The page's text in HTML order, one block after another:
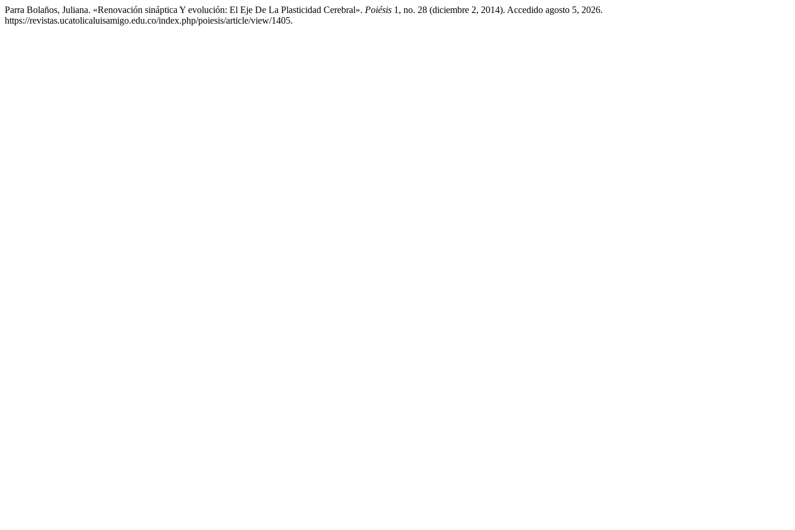
Parra Bolaños, Juliana. «Renovación sináptica Y evolución: El Eje De La Plasticidad Cerebral». Poiésis 1, no. 28 (diciembre 2, 2014). Accedido agosto 5, 2026.
https://revistas.ucatolicaluisamigo.edu.co/index.php/poiesis/article/view/1405.